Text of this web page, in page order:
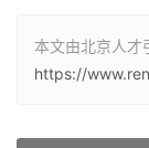
本文由北京人才
https://